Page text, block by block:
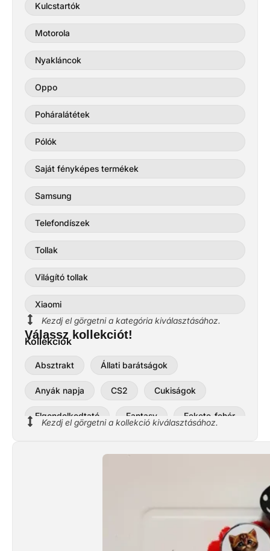
Kulcstartók
Motorola
Nyakláncok
Oppo
Poháralátétek
Pólók
Saját fényképes termékek
Samsung
Telefondíszek
Tollak
Világító tollak
Xiaomi
Kezdj el görgetni a kategória kiválasztásához.
Válassz kollekciót!
Kollekciók
Absztrakt Állati barátságok
Anyák napja CS2 Cukiságok
Elgondolkodtató Fantasy Fekete-fehér
Kezdj el görgetni a kollekció kiválasztásához.